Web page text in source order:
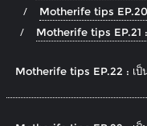
Motherife tips EP.20
Motherife tips EP.21
Motherife tips EP.22 : เป็